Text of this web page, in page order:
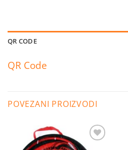
QR CODE
QR Code
POVEZANI PROIZVODI